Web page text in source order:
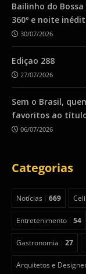
Bailinho do
360º e noite
30/07/2026
Ediçao 288
27/07/2026
Sem o Brasil,
favoritos ao título
06/07/2026
Categorias
Notícias 669
Entretenimento 54
Gastronomia 27
Arquitetos e